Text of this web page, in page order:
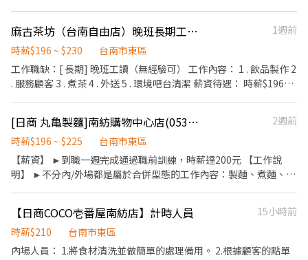
麻古茶坊（台南自由店）晚班長期工讀生
1週前
時薪$196 ~ $230
台南市東區
工作職缺：[ 長期] 晚班工讀（無經驗可） 工作內容： 1 . 飲品製作 2
. 服務顧客 3 . 煮茶 4 . 外送 5 . 環境吧台清潔 薪資待遇： 時薪$196元
車駕照（外送有店車） 2.有服務熱忱、認真、有親和力、積極 3.時
段可彈性安排優先（依課表排班） *假日、寒暑假需配合排班* 💓歡
迎想穩定長期發展的夥伴加入！
[日商 丸亀製麵]南紡購物中心店(053)-長期兼職夥伴/廚助/工讀生/彈性排班
2週前
時薪$196 ~ $225
台南市東區
【薪資】 ►到職一週完成通過職前訓練，時薪達200元 【工作說
明】 ►不分內/外場都是屬於合併型態的工作內容：製麵、煮麵、製
時請於主管確認排班時間） 【薪資福利】 1. 提供員工餐 2. 國定假日
雙倍薪 3. 提供優秀同仁績效獎金 4. 久任獎金 5. 生日禮卷 6. 滿年資
享特休假 7.福委會福利補助 ★★多項福利歡迎您加入我們★★ 總是
【日商COCO壱番屋南紡店】計時人員
15小時前
時薪$210
台南市東區
內場人員： 1.將食材清洗並做簡單的處理備用。 2.根據顧客的點單